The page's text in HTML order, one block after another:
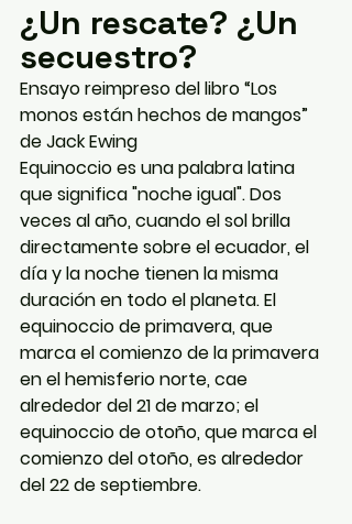
¿Un rescate? ¿Un
secuestro?
Ensayo reimpreso del libro “Los
monos están hechos de mangos”
de Jack Ewing
Equinoccio es una palabra latina
que significa "noche igual". Dos
veces al año, cuando el sol brilla
directamente sobre el ecuador, el
día y la noche tienen la misma
duración en todo el planeta. El
equinoccio de primavera, que
marca el comienzo de la primavera
en el hemisferio norte, cae
alrededor del 21 de marzo; el
equinoccio de otoño, que marca el
comienzo del otoño, es alrededor
del 22 de septiembre.